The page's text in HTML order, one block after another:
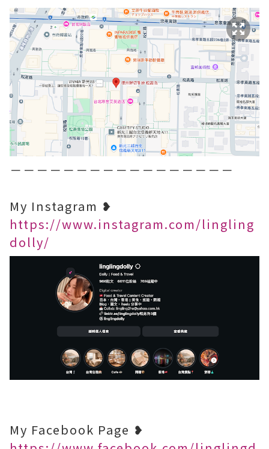
－－－－－－－－－－－－－－－－－
My Instagram ❥
https://www.instagram.com/lingling
dolly/
My Facebook Page ❥